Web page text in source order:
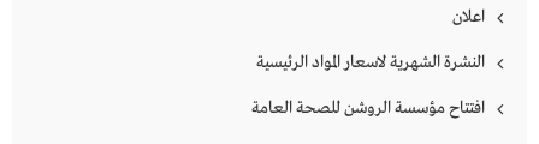
اعلان
النشرة الشهرية لاسعار المواد الرئيسية
افتتاح مؤسسة الروشن للصحة العامة